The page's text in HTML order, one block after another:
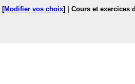
[Modifier vos choix]
| Cours et